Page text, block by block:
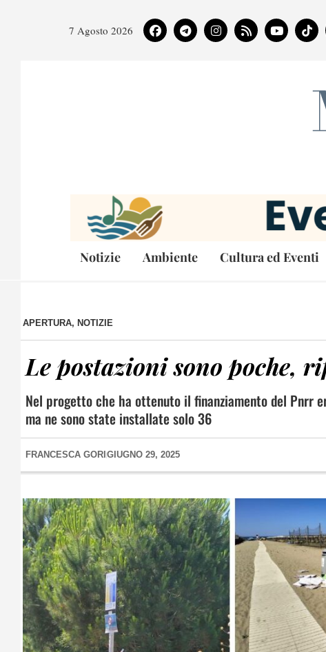
7 Agosto 2026
Notizie Ambiente Cultura ed Eventi
APERTURA, NOTIZIE
Le postazioni sono poche,
Nel progetto che ha ottenuto il finanziamento del Pnrr
ma ne sono state installate solo 36
FRANCESCA GORI GIUGNO 29, 2025